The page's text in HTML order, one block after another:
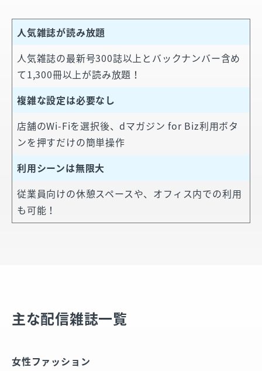
人気雑誌が読み放題
人気雑誌の最新号300誌以上とバックナンバー含め
て1,300冊以上が読み放題！
複雑な設定は必要なし
店舗のWi-Fiを選択後、dマガジン for Biz利用ボタ
ンを押すだけの簡単操作
利用シーンは無限大
従業員向けの休憩スペースや、オフィス内での利用
も可能！
主な配信雑誌一覧
女性ファッション